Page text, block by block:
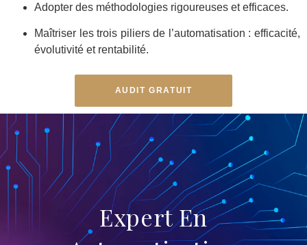
Adopter des méthodologies rigoureuses et efficaces.
Maîtriser les trois piliers de l’automatisation : efficacité,
évolutivité et rentabilité.
AUDIT GRATUIT
Expert En